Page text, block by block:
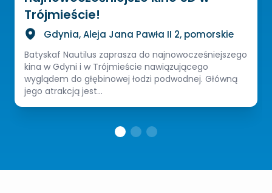
Trójmieście!
Gdynia, Aleja Jana Pawła II 2, pomorskie
Batyskaf Nautilus zaprasza do najnowocześniejszego
kina w Gdyni i w Trójmieście nawiązującego
wyglądem do głębinowej łodzi podwodnej. Główną
jego atrakcją jest...